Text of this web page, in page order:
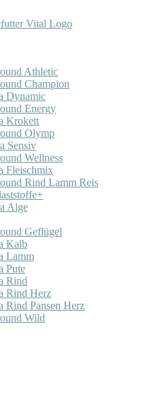
Athletic
Champion
Dynamic
Energy
Krokett
Olymp
Sensiv
Wellness
Fleischmix
Rind Lamm Reis
Alge
Geflügel
Kalb
Lamm
Pute
Rind
Rind Herz
Pansen Herz
Wild